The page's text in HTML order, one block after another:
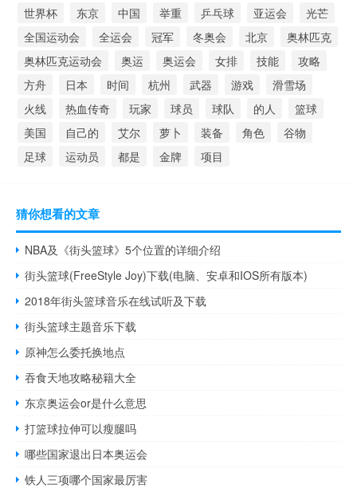
世界杯 东京 中国 举重 乒乓球 亚运会
光芒
全国运动会
全运会 冠军 冬奥会 北京
奥林匹克
奥林匹克运动会
奥运 奥运会 女排 技能
攻略
方舟
日本 时间 杭州 武器 游戏
滑雪场
火线
热血传奇 玩家 球员 球队 的人
篮球
美国
自己的 艾尔 萝卜 装备 角色
谷物
足球
运动员 都是 金牌 项目
猜你想看的文章
NBA及《街头篮球》5个位置的详细介绍
街头篮球(FreeStyle Joy)下载(电脑、安卓和IOS所有版本)
2018年街头篮球音乐在线试听及下载
街头篮球主题音乐下载
原神怎么委托换地点
吞食天地攻略秘籍大全
东京奥运会or是什么意思
打篮球拉伸可以瘦腿吗
哪些国家退出日本奥运会
铁人三项哪个国家最厉害